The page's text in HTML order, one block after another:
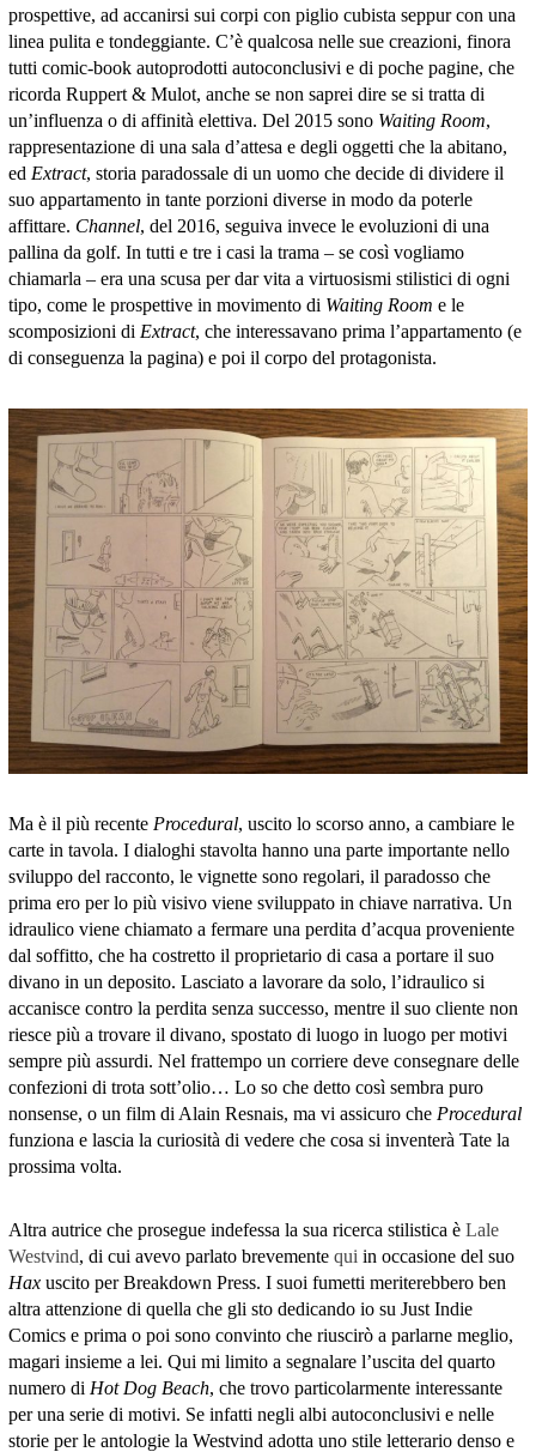
prospettive, ad accanirsi sui corpi con piglio cubista seppur con una
linea pulita e tondeggiante. C’è qualcosa nelle sue creazioni, finora
tutti comic-book autoprodotti autoconclusivi e di poche pagine, che
ricorda Ruppert & Mulot, anche se non saprei dire se si tratta di
un’influenza o di affinità elettiva. Del 2015 sono Waiting Room,
rappresentazione di una sala d’attesa e degli oggetti che la abitano,
ed Extract, storia paradossale di un uomo che decide di dividere il
suo appartamento in tante porzioni diverse in modo da poterle
affittare. Channel, del 2016, seguiva invece le evoluzioni di una
pallina da golf. In tutti e tre i casi la trama – se così vogliamo
chiamarla – era una scusa per dar vita a virtuosismi stilistici di ogni
tipo, come le prospettive in movimento di Waiting Room e le
scomposizioni di Extract, che interessavano prima l’appartamento (e
di conseguenza la pagina) e poi il corpo del protagonista.
Ma è il più recente Procedural, uscito lo scorso anno, a cambiare le
carte in tavola. I dialoghi stavolta hanno una parte importante nello
sviluppo del racconto, le vignette sono regolari, il paradosso che
prima ero per lo più visivo viene sviluppato in chiave narrativa. Un
idraulico viene chiamato a fermare una perdita d’acqua proveniente
dal soffitto, che ha costretto il proprietario di casa a portare il suo
divano in un deposito. Lasciato a lavorare da solo, l’idraulico si
accanisce contro la perdita senza successo, mentre il suo cliente non
riesce più a trovare il divano, spostato di luogo in luogo per motivi
sempre più assurdi. Nel frattempo un corriere deve consegnare delle
confezioni di trota sott’olio… Lo so che detto così sembra puro
nonsense, o un film di Alain Resnais, ma vi assicuro che Procedural
funziona e lascia la curiosità di vedere che cosa si inventerà Tate la
prossima volta.
Altra autrice che prosegue indefessa la sua ricerca stilistica è Lale
Westvind, di cui avevo parlato brevemente qui in occasione del suo
Haxuscito per Breakdown Press. I suoi fumetti meriterebbero ben
altra attenzione di quella che gli sto dedicando io su Just Indie
Comics e prima o poi sono convinto che riuscirò a parlarne meglio,
magari insieme a lei. Qui mi limito a segnalare l’uscita del quarto
numero di Hot Dog Beach, che trovo particolarmente interessante
per una serie di motivi. Se infatti negli albi autoconclusivi e nelle
storie per le antologie la Westvind adotta uno stile letterario denso e